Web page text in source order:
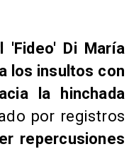
'Fideo' Di María
los insultos con
la hinchada
por registros
repercusiones